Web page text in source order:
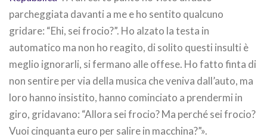
parcheggiata davanti a me e ho sentito qualcuno
gridare: “Ehi, sei frocio?”. Ho alzato la testa in
automatico ma non ho reagito, di solito questi insulti è
meglio ignorarli, si fermano alle offese. Ho fatto finta di
non sentire per via della musica che veniva dall’auto, ma
loro hanno insistito, hanno cominciato a prendermi in
giro, gridavano: “Allora sei frocio? Ma perché sei frocio?
Vuoi cinquanta euro per salire in macchina?”».